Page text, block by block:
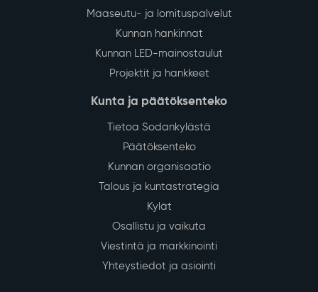
Maaseutu- ja lomituspalvelut
Kunnan hankinnat
Kunnan LED-mainostaulut
Projektit ja hankkeet
Kunta ja päätöksenteko
Tietoa Sodankylästä
Päätöksenteko
Kunnan organisaatio
Talous ja kuntastrategia
Kylät
Osallistu ja vaikuta
Viestintä ja markkinointi
Yhteystiedot ja asiointi